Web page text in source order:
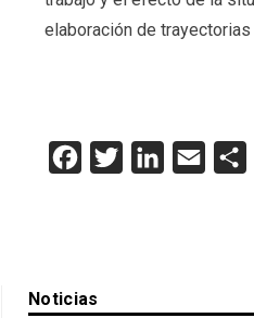
elaboración de
Facebook
Twitter LinkedInEmail
Noticias